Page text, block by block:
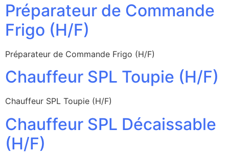
Préparateur de Commande
Frigo (H/F)
Préparateur de Commande Frigo (H/F)
Chauffeur SPL Toupie (H/F)
Chauffeur SPL Toupie (H/F)
Chauffeur SPL Décaissable
(H/F)